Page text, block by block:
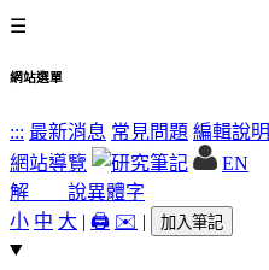
☰
網站選單
::: 最新消息 常見問題 編輯說明
網站導覽
EN
解 說異體字
小 中 大 | 🖨️ ✉️ | 加入筆記